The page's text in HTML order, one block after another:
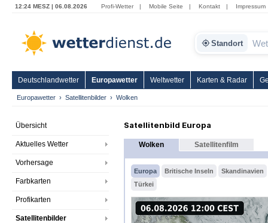
12:24 MESZ | 06.08.2026 Profi-Wetter | Mobile Seite | Kontakt | Impressum
Standort
Deutschlandwetter Europawetter Weltwetter Karten & Radar
Europawetter Satellitenbilder Wolken
Übersicht
Aktuelles Wetter
Vorhersage
Farbkarten
Profikarten
Satellitenbilder
Satellitenbild Europa
Wolken Satellitenfilm
Europa Britische Inseln
Skandinavien
Türkei